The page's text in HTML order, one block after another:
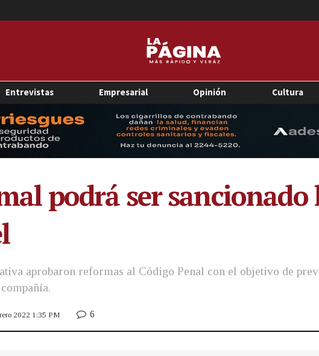
Entrevistas Empresarial Opinión Cultura
podrá ser sancionado
aprobaron reformas al Código Penal con el objetivo de
2022 1:35 PM 6